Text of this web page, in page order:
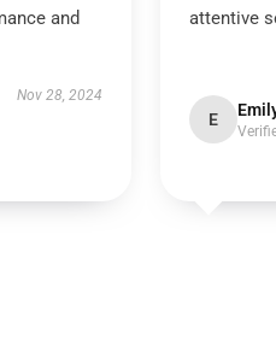
and
Nov 28, 2024
attentive
E